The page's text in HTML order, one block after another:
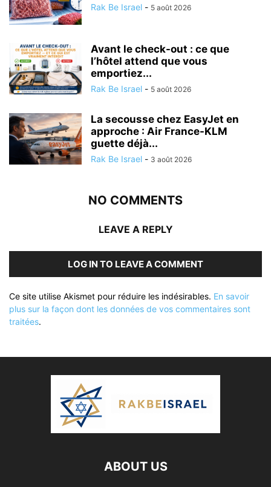
Rak Be Israel - 5 août 2026
Avant le check-out : ce que
l’hôtel attend que vous
emportiez...
Rak Be Israel - 5 août 2026
La secousse chez EasyJet en
approche : Air France-KLM
guette déjà...
Rak Be Israel - 3 août 2026
NO COMMENTS
LEAVE A REPLY
LOG IN TO LEAVE A COMMENT
Ce site utilise Akismet pour réduire les indésirables. En savoir
plus sur la façon dont les données de vos commentaires sont
traitées.
ABOUT US